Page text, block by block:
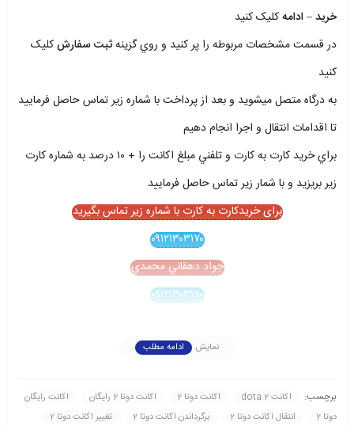
خريد – ادامهکليک کنيد
در قسمت مشخصات مربوطه را پر کنيد و روي گزينهثبت سفارشکليک
کنيد
به درگاه متصل ميشويد و بعد از پرداخت با شماره زير تماس حاصل فرماييد
تا اقدامات انتقال و اجرا انجام دهيم
براي خريد کارت به کارت و تلفني مبلغ اکانت را + ۱۰ درصد به شماره کارت
زير بريزيد و با شمار زير تماس حاصل فرماييد
برای خریدکارت به کارت با شماره زیر تماس بگیرید
۰۹۱۲۱۳۰۳۱۷۰
جواد دهقاني محمدي
۰۹۱۲۱۳۰۳۱۷۰
نمایش ادامه مطلب
برچسب: اکانت dota 2 اکانت دوتا 2 اکانت دوتا 2 رايگان
اکانت رايگان
دوتا 2
انتقال اکانت دوتا 2 برگرداندن اکانت دوتا 2
تغيير اکانت دوتا 2